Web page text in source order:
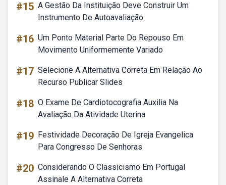
#15 A Gestão Da Instituição Deve Construir Um
Instrumento De Autoavaliação
#16 Um Ponto Material Parte Do Repouso Em
Movimento Uniformemente Variado
#17 Selecione A Alternativa Correta Em Relação Ao
Recurso Publicar Slides
#18 O Exame De Cardiotocografia Auxilia Na
Avaliação Da Atividade Uterina
#19 Festividade Decoração De Igreja Evangelica
Para Congresso De Senhoras
#20 Considerando O Classicismo Em Portugal
Assinale A Alternativa Correta